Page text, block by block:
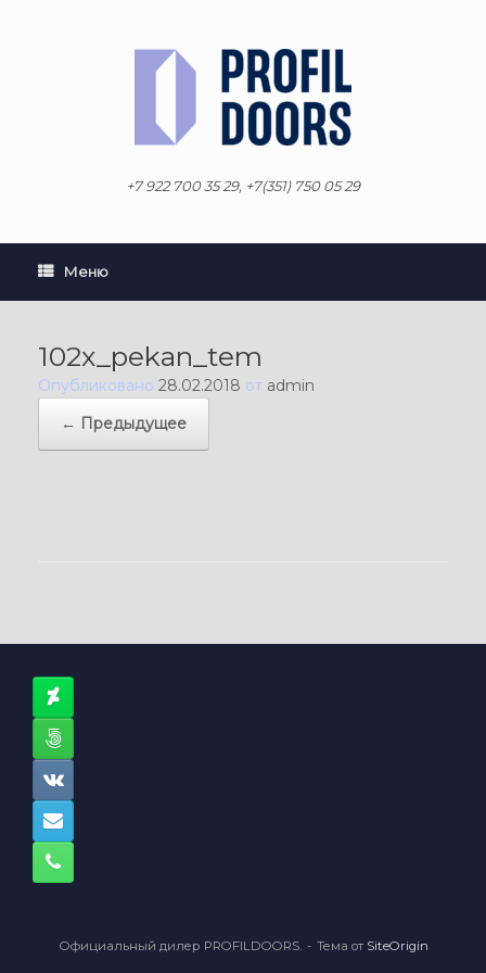
+7 922 700 35 29, +7(351) 750 05 29
Меню
102x_pekan_tem
Опубликовано 28.02.2018 от admin
← Предыдущее
Официальный дилер PROFILDOORS. Тема от SiteOrigin